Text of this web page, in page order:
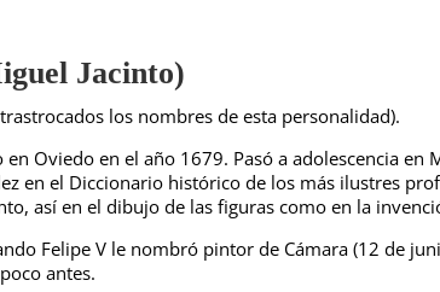
Jacinto)
los nombres de esta personalidad).
en Oviedo en el año 1679. Pasó a adolescencia en
en el Diccionario histórico de los más ilustres
así en el dibujo de las figuras como en la
Felipe V le nombró pintor de Cámara (12 de
antes.